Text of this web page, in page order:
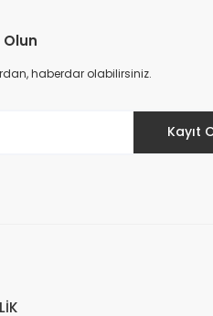
Olun
haberdar olabilirsiniz.
Kayıt